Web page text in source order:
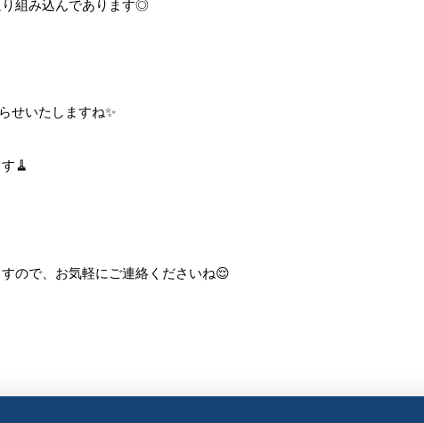
り組み込んであります◎
せいたしますね✨
🧹
ので、お気軽にご連絡くださいね😌